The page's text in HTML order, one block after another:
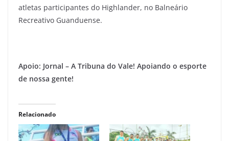
atletas participantes do Highlander, no Balneário
Recreativo Guanduense.
Apoio: Jornal – A Tribuna do Vale! Apoiando o esporte
de nossa gente!
Relacionado